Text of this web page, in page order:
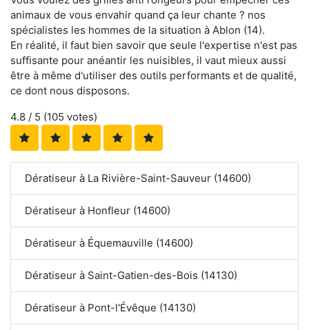
animaux de vous envahir quand ça leur chante ? nos
spécialistes les hommes de la situation à Ablon (14).
En réalité, il faut bien savoir que seule l'expertise n'est pas
suffisante pour anéantir les nuisibles, il vaut mieux aussi
être à même d'utiliser des outils performants et de qualité,
ce dont nous disposons.
4.8 / 5 (105 votes)
Dératiseur à La Rivière-Saint-Sauveur (14600)
Dératiseur à Honfleur (14600)
Dératiseur à Équemauville (14600)
Dératiseur à Saint-Gatien-des-Bois (14130)
Dératiseur à Pont-l'Évêque (14130)